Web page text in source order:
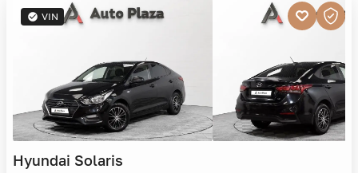
VIN
Hyundai Solaris